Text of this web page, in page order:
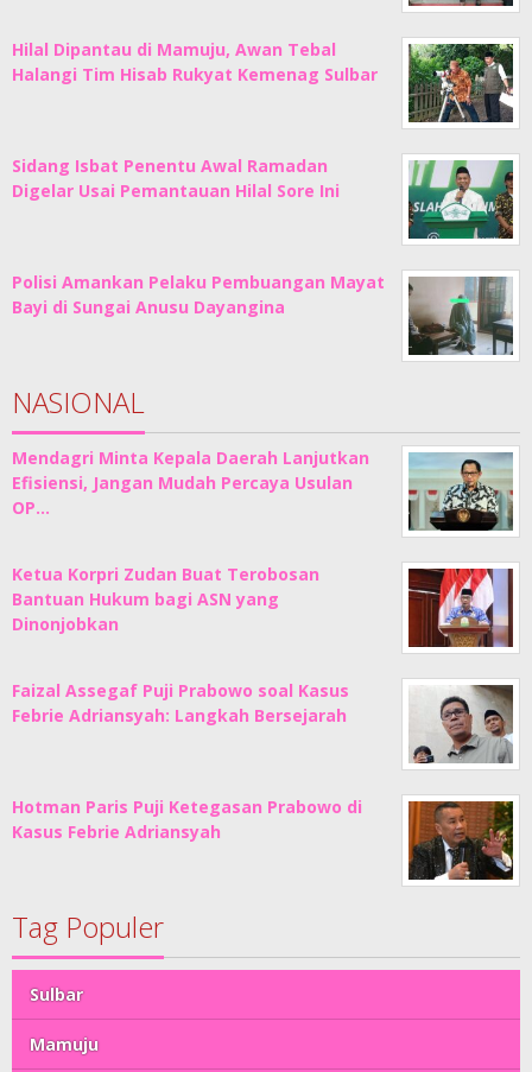
Hilal Dipantau di Mamuju, Awan Tebal
Halangi Tim Hisab Rukyat Kemenag Sulbar
Sidang Isbat Penentu Awal Ramadan
Digelar Usai Pemantauan Hilal Sore Ini
Polisi Amankan Pelaku Pembuangan Mayat
Bayi di Sungai Anusu Dayangina
NASIONAL
Mendagri Minta Kepala Daerah Lanjutkan
Efisiensi, Jangan Mudah Percaya Usulan
OP…
Ketua Korpri Zudan Buat Terobosan
Bantuan Hukum bagi ASN yang
Dinonjobkan
Faizal Assegaf Puji Prabowo soal Kasus
Febrie Adriansyah: Langkah Bersejarah
Hotman Paris Puji Ketegasan Prabowo di
Kasus Febrie Adriansyah
Tag Populer
Sulbar
Mamuju